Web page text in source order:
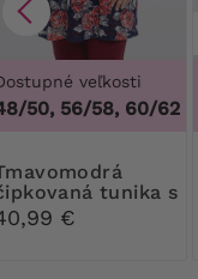
veľkosti
50, 56/58, 60/62
tunika s
a sivými
€